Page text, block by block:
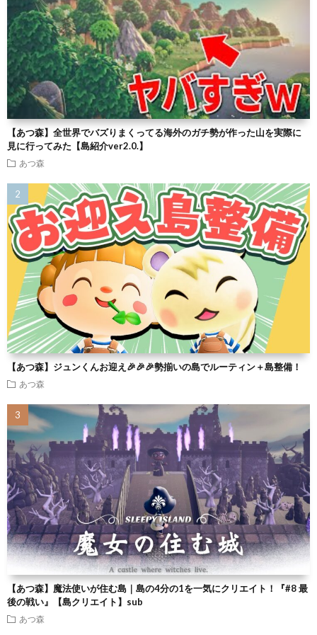
【あつ森】全世界でバズりまくってる海外のガチ勢が作った山を実際に
見に行ってみた【島紹介ver2.0.】
あつ森
【あつ森】ジュンくんお迎え🎉🎉🎉勢揃いの島でルーティン＋島整備！
あつ森
【あつ森】魔法使いが住む島｜島の4分の1を一気にクリエイト！『#8 最
後の戦い』【島クリエイト】sub
あつ森